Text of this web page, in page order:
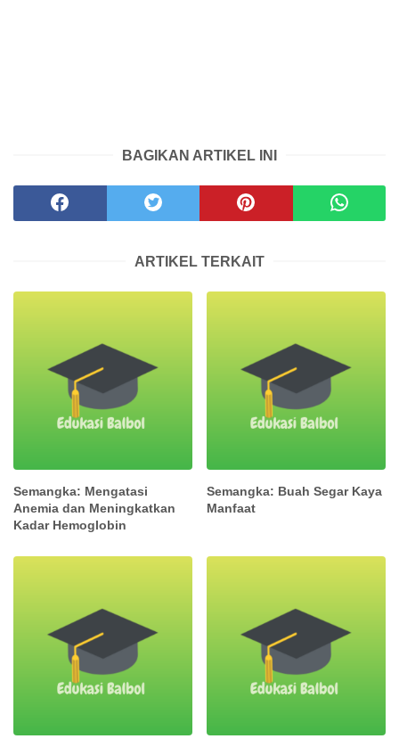
BAGIKAN ARTIKEL INI
ARTIKEL TERKAIT
Semangka: Mengatasi
Anemia dan Meningkatkan
Kadar Hemoglobin
Semangka: Buah Segar Kaya
Manfaat